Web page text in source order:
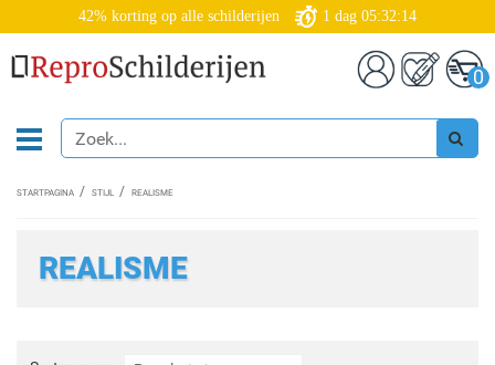
42% korting op alle schilderijen 1 dag 05:32:12
0
STARTPAGINA STIJL REALISME
REALISME